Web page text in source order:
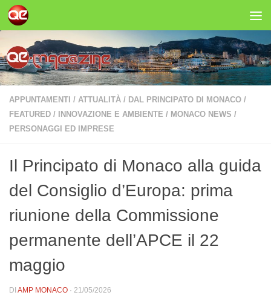
Salta al contenuto
APPUNTAMENTI / ATTUALITÀ / DAL PRINCIPATO DI MONACO /
FEATURED / INNOVAZIONE E AMBIENTE / MONACO NEWS /
PERSONAGGI ED IMPRESE
Il Principato di Monaco alla guida
del Consiglio d’Europa: prima
riunione della Commissione
permanente dell’APCE il 22
maggio
DI AMP MONACO · 21/05/2026